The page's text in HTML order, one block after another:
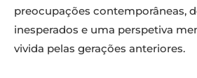
preocupações contemporâneas,
inesperados e uma perspetiva
vivida pelas gerações anteriores.